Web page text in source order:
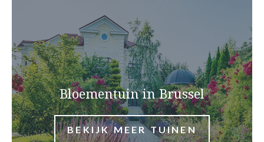
Bloementuin in Brussel
BEKIJK MEER TUINEN